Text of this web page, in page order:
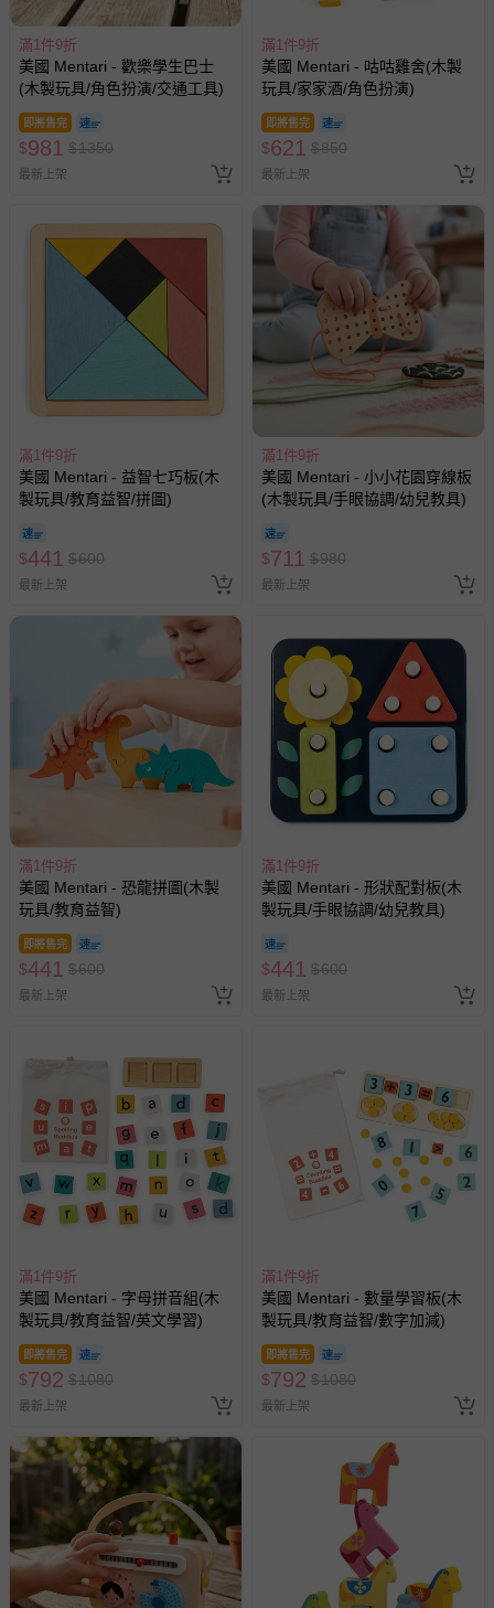
滿1件9折
美國 Mentari - 歡樂學生巴士
(木製玩具/角色扮演/交通工具)
即將售完
$981 $1350
最新上架
滿1件9折
美國 Mentari - 咕咕雞舍(木製
玩具/家家酒/角色扮演)
即將售完
$621 $850
最新上架
滿1件9折
美國 Mentari - 益智七巧板(木
製玩具/教育益智/拼圖)
$441 $600
最新上架
滿1件9折
美國 Mentari - 小小花園穿線板
(木製玩具/手眼協調/幼兒教具)
$711 $980
最新上架
滿1件9折
美國 Mentari - 恐龍拼圖(木製
玩具/教育益智)
即將售完
$441 $600
最新上架
滿1件9折
美國 Mentari - 形狀配對板(木
製玩具/手眼協調/幼兒教具)
$441 $600
最新上架
滿1件9折
美國 Mentari - 字母拼音組(木
製玩具/教育益智/英文學習)
即將售完
$792 $1080
最新上架
滿1件9折
美國 Mentari - 數量學習板(木
製玩具/教育益智/數字加減)
即將售完
$792 $1080
最新上架